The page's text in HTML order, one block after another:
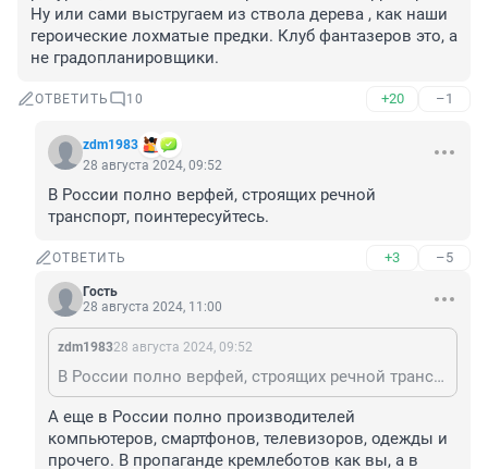
Ну или сами выстругаем из ствола дерева , как наши
героические лохматые предки. Клуб фантазеров это, а
не градопланировщики.
ОТВЕТИТЬ 10 +20 –1
zdm1983
28 августа 2024, 09:52
В России полно верфей, строящих речной
транспорт, поинтересуйтесь.
ОТВЕТИТЬ +3 –5
Гость
28 августа 2024, 11:00
zdm198328 августа 2024, 09:52
В России полно верфей, строящих речной транспорт, поинтересуйтесь.
А еще в России полно производителей
компьютеров, смартфонов, телевизоров, одежды и
прочего. В пропаганде кремлеботов как вы, а в